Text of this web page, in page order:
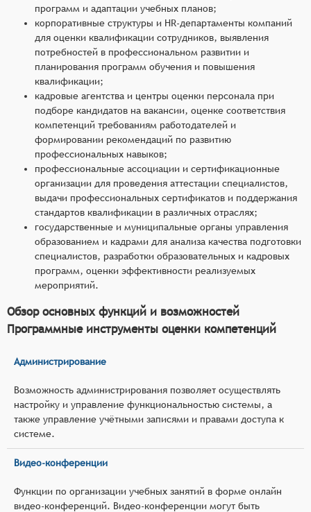
программ и адаптации учебных планов;
корпоративные структуры и HR-департаменты компаний
для оценки квалификации сотрудников, выявления
потребностей в профессиональном развитии и
планирования программ обучения и повышения
квалификации;
кадровые агентства и центры оценки персонала при
подборе кандидатов на вакансии, оценке соответствия
компетенций требованиям работодателей и
формировании рекомендаций по развитию
профессиональных навыков;
профессиональные ассоциации и сертификационные
организации для проведения аттестации специалистов,
выдачи профессиональных сертификатов и поддержания
стандартов квалификации в различных отраслях;
государственные и муниципальные органы управления
образованием и кадрами для анализа качества подготовки
специалистов, разработки образовательных и кадровых
программ, оценки эффективности реализуемых
мероприятий.
Обзор основных функций и возможностей
Программные инструменты оценки компетенций
Администрирование
Возможность администрирования позволяет осуществлять
настройку и управление функциональностью системы, а
также управление учётными записями и правами доступа к
системе.
Видео-конференции
Функции по организации учебных занятий в форме онлайн
видео-конференций. Видео-конференции могут быть